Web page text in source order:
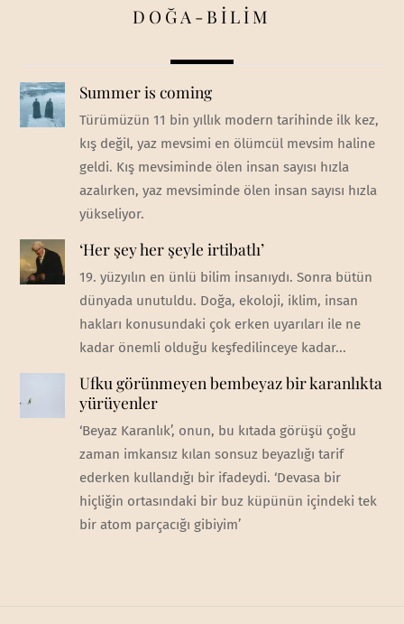
DOĞA-BİLİM
Summer is coming
Türümüzün 11 bin yıllık modern tarihinde ilk kez,
kış değil, yaz mevsimi en ölümcül mevsim haline
geldi. Kış mevsiminde ölen insan sayısı hızla
azalırken, yaz mevsiminde ölen insan sayısı hızla
yükseliyor.
‘Her şey her şeyle irtibatlı’
19. yüzyılın en ünlü bilim insanıydı. Sonra bütün
dünyada unutuldu. Doğa, ekoloji, iklim, insan
hakları konusundaki çok erken uyarıları ile ne
kadar önemli olduğu keşfedilinceye kadar...
Ufku görünmeyen bembeyaz bir karanlıkta
yürüyenler
‘Beyaz Karanlık’, onun, bu kıtada görüşü çoğu
zaman imkansız kılan sonsuz beyazlığı tarif
ederken kullandığı bir ifadeydi. ‘Devasa bir
hiçliğin ortasındaki bir buz küpünün içindeki tek
bir atom parçacığı gibiyim’